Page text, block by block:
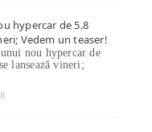
nou hypercar de
lansează vineri;